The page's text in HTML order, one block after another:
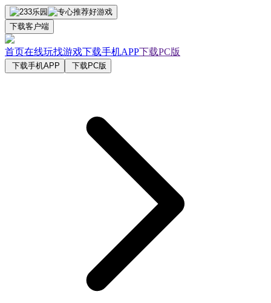
下载客户端
首页在线玩找游戏下载手机APP下载PC版
下载手机APP 下载PC版